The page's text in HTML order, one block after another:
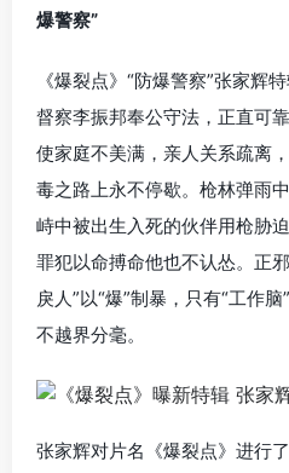
爆警察”
《爆裂点》“防爆警察”张家辉
督察李振邦奉公守法，正直可
使家庭不美满，亲人关系疏离
毒之路上永不停歇。枪林弹雨
峙中被出生入死的伙伴用枪胁
罪犯以命搏命他也不认怂。正
戾人”以“爆”制暴，只有“工作
不越界分毫。
张家辉对片名《爆裂点》进行